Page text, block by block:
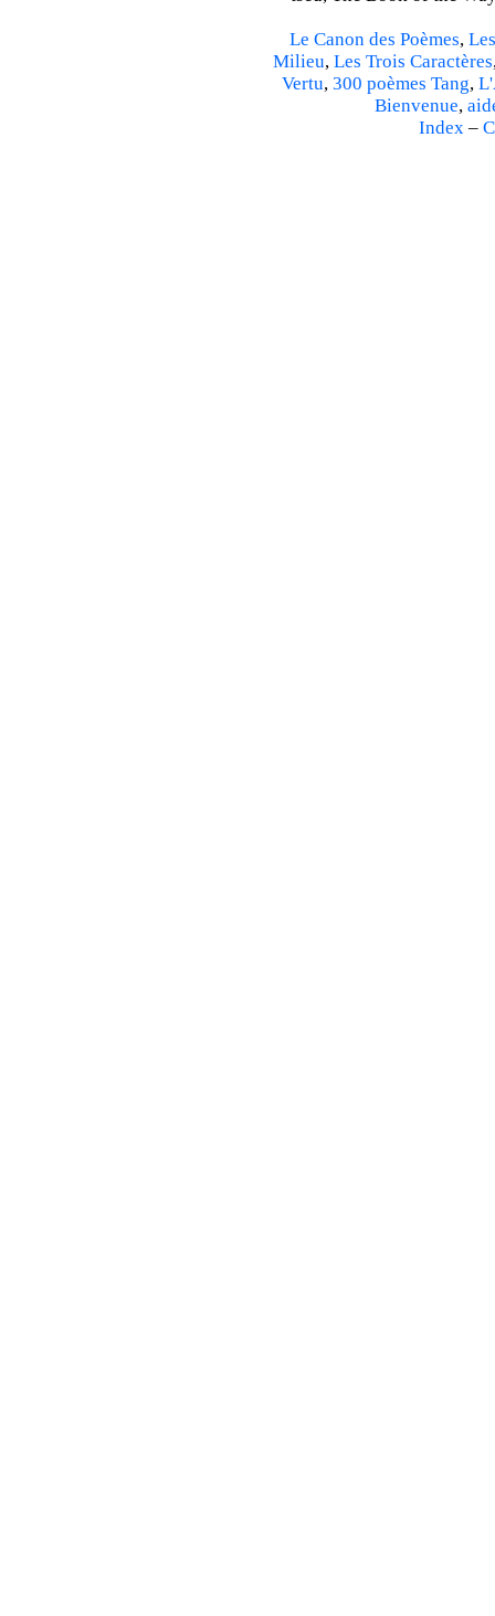
Le Canon des Poèmes,
Milieu, Les Trois Caractères
Vertu, 300 poèmes Tang,
Bienvenue,
Index–